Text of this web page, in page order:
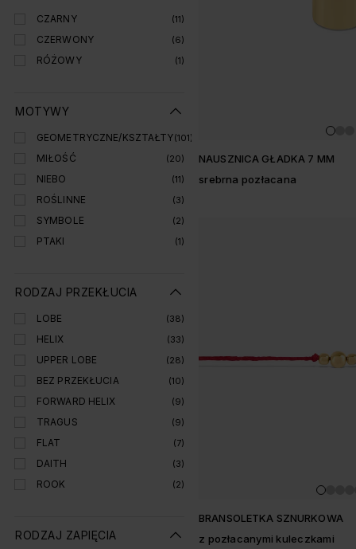
CZARNY (11)
CZERWONY (6)
RÓŻOWY (1)
MOTYWY
GEOMETRYCZNE/KSZTAŁTY(101)
MIŁOŚĆ (20)
NIEBO (11)
ROŚLINNE (3)
SYMBOLE (2)
PTAKI (1)
RODZAJ PRZEKŁUCIA
LOBE (38)
HELIX (33)
UPPER LOBE (28)
BEZ PRZEKŁUCIA (10)
FORWARD HELIX (9)
TRAGUS (9)
FLAT (7)
DAITH (3)
ROOK (2)
RODZAJ ZAPIĘCIA
NAUSZNICA GŁADKA 7 MM
srebrna pozłacana
BRANSOLETKA SZNURKOWA
z pozłacanymi kuleczkami